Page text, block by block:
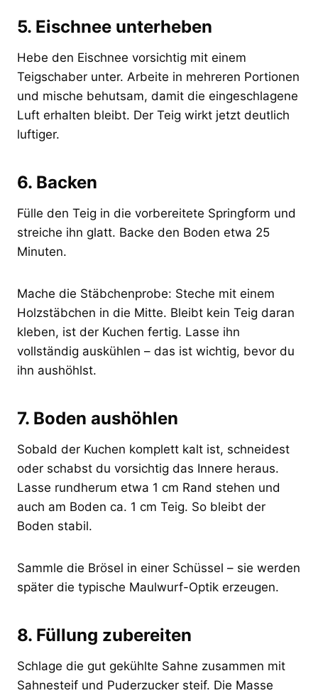
5. Eischnee unterheben
Hebe den Eischnee vorsichtig mit einem
Teigschaber unter. Arbeite in mehreren Portionen
und mische behutsam, damit die eingeschlagene
Luft erhalten bleibt. Der Teig wirkt jetzt deutlich
luftiger.
6. Backen
Fülle den Teig in die vorbereitete Springform und
streiche ihn glatt. Backe den Boden etwa 25
Minuten.
Mache die Stäbchenprobe: Steche mit einem
Holzstäbchen in die Mitte. Bleibt kein Teig daran
kleben, ist der Kuchen fertig. Lasse ihn
vollständig auskühlen – das ist wichtig, bevor du
ihn aushöhlst.
7. Boden aushöhlen
Sobald der Kuchen komplett kalt ist, schneidest
oder schabst du vorsichtig das Innere heraus.
Lasse rundherum etwa 1 cm Rand stehen und
auch am Boden ca. 1 cm Teig. So bleibt der
Boden stabil.
Sammle die Brösel in einer Schüssel – sie werden
später die typische Maulwurf-Optik erzeugen.
8. Füllung zubereiten
Schlage die gut gekühlte Sahne zusammen mit
Sahnesteif und Puderzucker steif. Die Masse